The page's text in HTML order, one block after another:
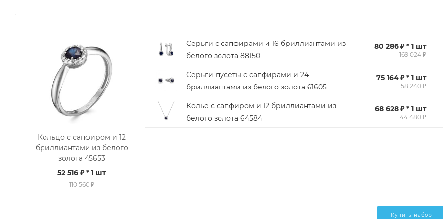
Кольцо с сапфиром и 12
бриллиантами из белого
золота 45653
52 516 ₽ * 1 шт
110 560 ₽
Серьги с сапфирами и 16 бриллиантами из
белого золота 88150
80 286 ₽ * 1 шт
169 024 ₽
Серьги-пусеты с сапфирами и 24
бриллиантами из белого золота 61605
75 164 ₽ * 1 шт
158 240 ₽
Колье с сапфиром и 12 бриллиантами из
белого золота 64584
68 628 ₽ * 1 шт
144 480 ₽
Купить набор